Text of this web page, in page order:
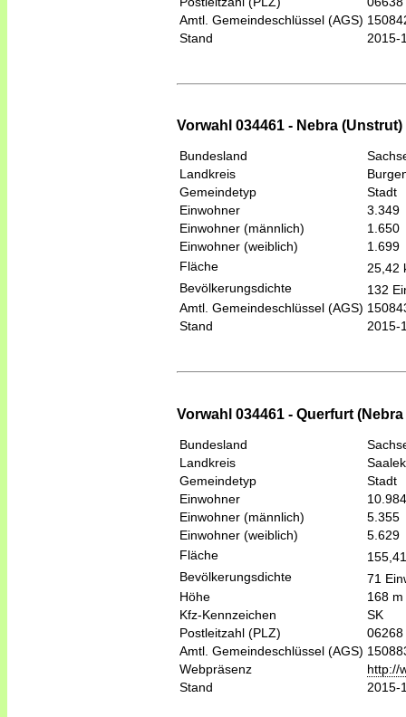
Amtl. Gemeindeschlüssel (AGS)
Stand
2015-
Vorwahl 034461 - Nebra
Bundesland
Landkreis
Gemeindetyp
Stadt
Einwohner
3.349
Einwohner (männlich)
1.650
Einwohner (weiblich)
1.699
Fläche
25,42
Bevölkerungsdichte
132
Amtl. Gemeindeschlüssel (AGS)
Stand
2015-
Vorwahl 034461 - Querfurt
Bundesland
Landkreis
Gemeindetyp
Stadt
Einwohner
10.984
Einwohner (männlich)
5.355
Einwohner (weiblich)
5.629
Fläche
Bevölkerungsdichte
71
Höhe
168
Kfz-Kennzeichen
SK
Postleitzahl (PLZ)
06268
Amtl. Gemeindeschlüssel (AGS)
Webpräsenz
http://
Stand
2015-